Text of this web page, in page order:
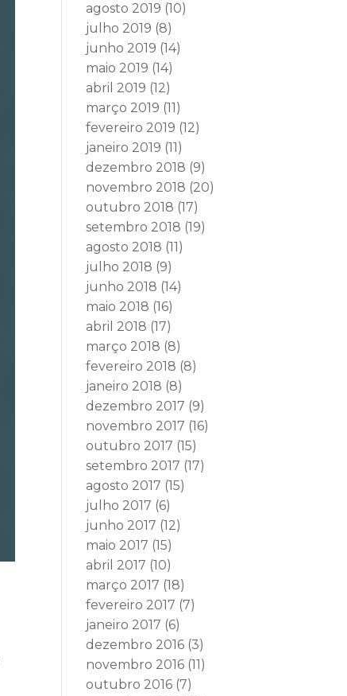
agosto 2019 (10)
julho 2019 (8)
junho 2019 (14)
maio 2019 (14)
abril 2019 (12)
março 2019 (11)
fevereiro 2019 (12)
janeiro 2019 (11)
dezembro 2018 (9)
novembro 2018 (20)
outubro 2018 (17)
setembro 2018 (19)
agosto 2018 (11)
julho 2018 (9)
junho 2018 (14)
maio 2018 (16)
abril 2018 (17)
março 2018 (8)
fevereiro 2018 (8)
janeiro 2018 (8)
dezembro 2017 (9)
novembro 2017 (16)
outubro 2017 (15)
setembro 2017 (17)
agosto 2017 (15)
julho 2017 (6)
junho 2017 (12)
maio 2017 (15)
abril 2017 (10)
março 2017 (18)
fevereiro 2017 (7)
janeiro 2017 (6)
dezembro 2016 (3)
novembro 2016 (11)
outubro 2016 (7)